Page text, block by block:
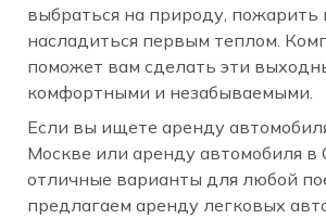
выбраться на природу,
насладиться первым теплом.
поможет вам сделать эти
комфортными и незабываемыми.
Если вы ищете аренду
Москве или аренду автомобиля в
отличные варианты для любой
предлагаем аренду легковых